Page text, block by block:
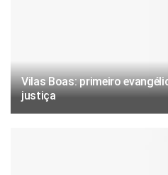
Vilas Boas: primeiro
justiça